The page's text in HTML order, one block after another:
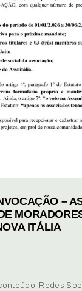
–
ITÁLIA
Redes